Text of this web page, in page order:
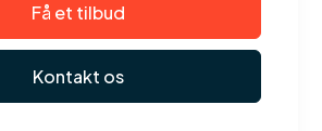
Få et tilbud
Kontakt os